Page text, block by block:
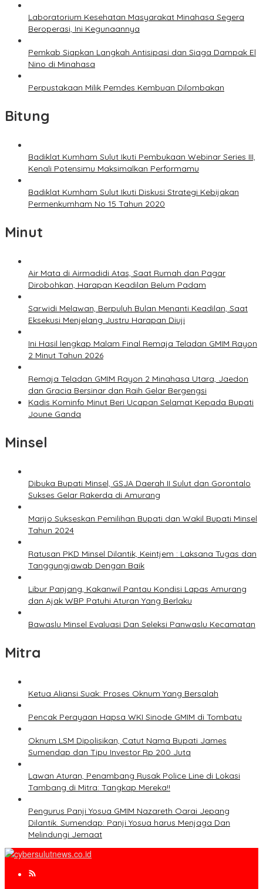
Laboratorium Kesehatan Masyarakat Minahasa Segera
Beroperasi, Ini Kegunaannya
Pemkab Siapkan Langkah Antisipasi dan Siaga Dampak El
Nino di Minahasa
Perpustakaan Milik Pemdes Kembuan Dilombakan
Bitung
Badiklat Kumham Sulut Ikuti Pembukaan Webinar Series III,
Kenali Potensimu Maksimalkan Performamu
Badiklat Kumham Sulut Ikuti Diskusi Strategi Kebijakan
Permenkumham No 15 Tahun 2020
Minut
Air Mata di Airmadidi Atas, Saat Rumah dan Pagar
Dirobohkan, Harapan Keadilan Belum Padam
Sarwidi Melawan, Berpuluh Bulan Menanti Keadilan, Saat
Eksekusi Menjelang Justru Harapan Diuji
Ini Hasil lengkap Malam Final Remaja Teladan GMIM Rayon
2 Minut Tahun 2026
Remaja Teladan GMIM Rayon 2 Minahasa Utara, Jaedon
dan Gracia Bersinar dan Raih Gelar Bergengsi
Kadis Kominfo Minut Beri Ucapan Selamat Kepada Bupati
Joune Ganda
Minsel
Dibuka Bupati Minsel, GSJA Daerah II Sulut dan Gorontalo
Sukses Gelar Rakerda di Amurang
Marijo Sukseskan Pemilihan Bupati dan Wakil Bupati Minsel
Tahun 2024
Ratusan PKD Minsel Dilantik, Keintjem : Laksana Tugas dan
Tanggungjawab Dengan Baik
Libur Panjang, Kakanwil Pantau Kondisi Lapas Amurang
dan Ajak WBP Patuhi Aturan Yang Berlaku
Bawaslu Minsel Evaluasi Dan Seleksi Panwaslu Kecamatan
Mitra
Ketua Aliansi Suak: Proses Oknum Yang Bersalah
Pencak Perayaan Hapsa WKI Sinode GMIM di Tombatu
Oknum LSM Dipolisikan, Catut Nama Bupati James
Sumendap dan Tipu Investor Rp 200 Juta
Lawan Aturan, Penambang Rusak Police Line di Lokasi
Tambang di Mitra: Tangkap Mereka!!
Pengurus Panji Yosua GMIM Nazareth Oarai Jepang
Dilantik. Sumendap: Panji Yosua harus Menjaga Dan
Melindungi Jemaat